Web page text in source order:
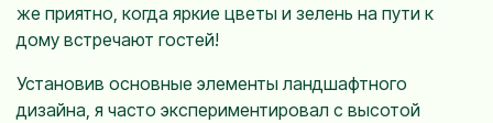
же приятно, когда яркие цветы и зелень на пути к
дому встречают гостей!
Установив основные элементы ландшафтного
дизайна, я часто экспериментировал с высотой